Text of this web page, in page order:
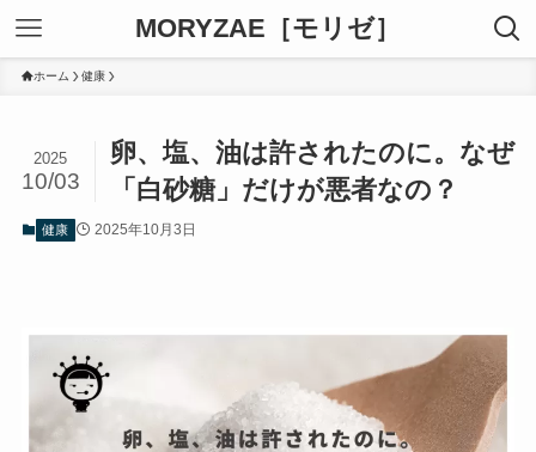
MORYZAE［モリゼ］
ホーム 健康
卵、塩、油は許されたのに。なぜ
「白砂糖」だけが悪者なの？
2025
10/03
健康 2025年10月3日